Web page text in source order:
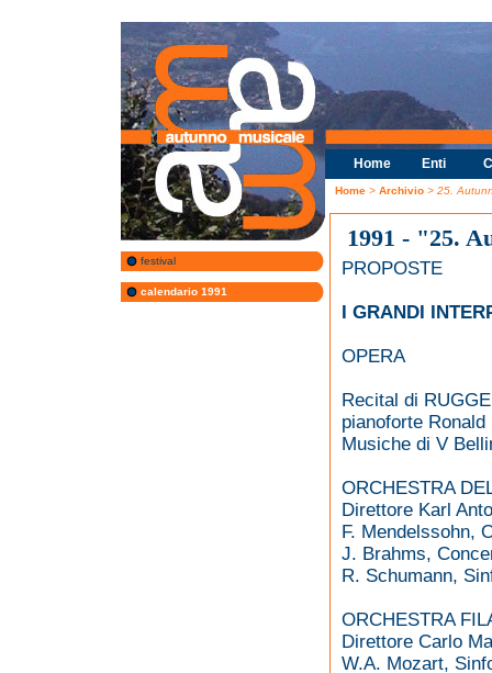
festival
calendario 1991
Home Enti
Home > Archivio > 25.
1991 - "25.
PROPOSTE
I GRANDI
OPERA
Recital di
pianoforte Ronald
Musiche di V
ORCHESTRA
Direttore Karl
F. Mendelssohn,
J. Brahms,
R. Schumann,
ORCHESTRA
Direttore Carlo
W.A. Mozart,